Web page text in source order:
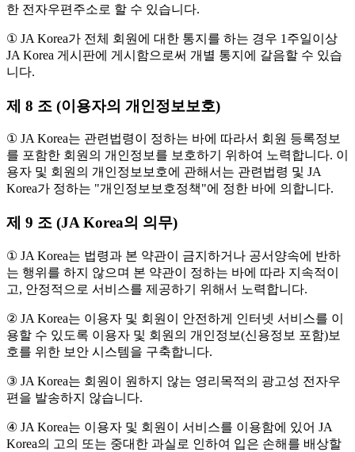
한 전자우편주소로 할 수 있습니다.
① JA Korea가 전체 회원에 대한 통지를 하는 경우 1주일이상
JA Korea 게시판에 게시함으로써 개별 통지에 갈음할 수 있습
니다.
제 8 조 (이용자의 개인정보보호)
① JA Korea는 관련법령이 정하는 바에 따라서 회원 등록정보
를 포함한 회원의 개인정보를 보호하기 위하여 노력합니다. 이
용자 및 회원의 개인정보보호에 관해서는 관련법령 및 JA
Korea가 정하는 "개인정보보호정책"에 정한 바에 의합니다.
제 9 조 (JA Korea의 의무)
① JA Korea는 법령과 본 약관이 금지하거나 공서양속에 반하
는 행위를 하지 않으며 본 약관이 정하는 바에 따라 지속적이
고, 안정적으로 서비스를 제공하기 위해서 노력합니다.
② JA Korea는 이용자 및 회원이 안전하게 인터넷 서비스를 이
용할 수 있도록 이용자 및 회원의 개인정보(신용정보 포함)보
호를 위한 보안 시스템을 구축합니다.
③ JA Korea는 회원이 원하지 않는 영리목적의 광고성 전자우
편을 발송하지 않습니다.
④ JA Korea는 이용자 및 회원이 서비스를 이용함에 있어 JA
Korea의 고의 또는 중대한 과실로 인하여 입은 손해를 배상할